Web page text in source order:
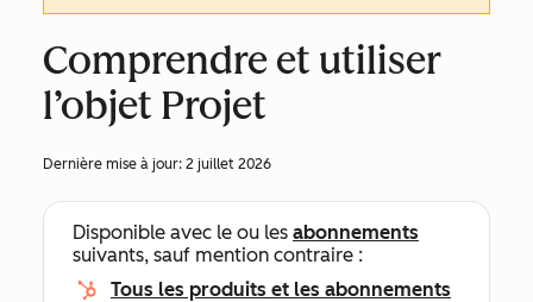
Comprendre et utiliser
l’objet Projet
Dernière mise à jour: 2 juillet 2026
Disponible avec le ou les abonnements
suivants, sauf mention contraire :
Tous les produits et les abonnements